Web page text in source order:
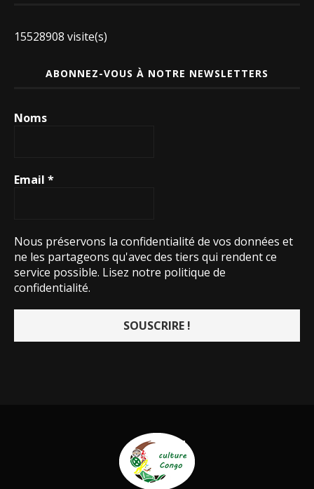
15528908 visite(s)
ABONNEZ-VOUS À NOTRE NEWSLETTERS
Noms
Email *
Nous préservons la confidentialité de vos données et
ne les partageons qu'avec des tiers qui rendent ce
service possible. Lisez notre politique de
confidentialité.